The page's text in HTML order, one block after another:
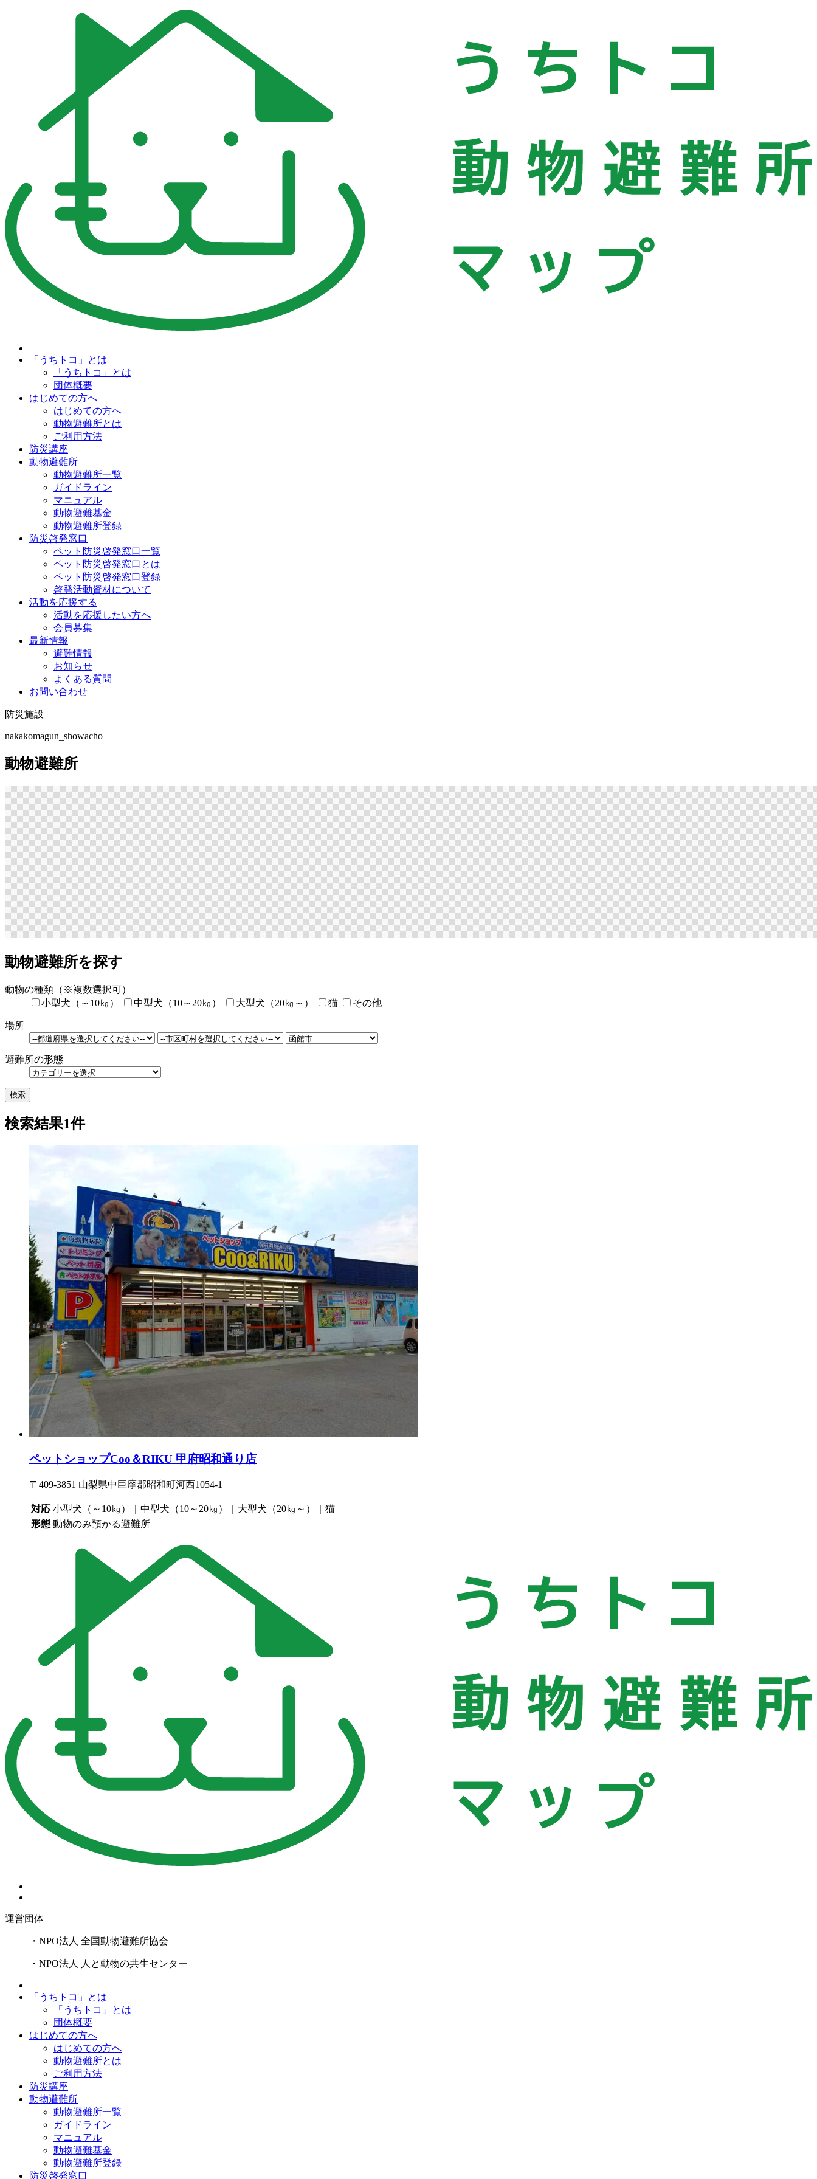
「うちトコ」とは
「うちトコ」とは
団体概要
はじめての方へ
はじめての方へ
動物避難所とは
ご利用方法
防災講座
動物避難所
動物避難所一覧
ガイドライン
マニュアル
動物避難基金
動物避難所登録
防災啓発窓口
ペット防災啓発窓口一覧
ペット防災啓発窓口とは
ペット防災啓発窓口登録
啓発活動資材について
活動を応援する
活動を応援したい方へ
会員募集
最新情報
避難情報
お知らせ
よくある質問
お問い合わせ
防災施設
nakakomagun_showacho
動物避難所
動物避難所を探す
動物の種類 （※複数選択可）
小型犬（～10㎏）
中型犬（10～20㎏） 大型犬（20㎏～） 猫 その他
場所
避難所の形態
検索
検索結果1件
ペットショップCoo＆RIKU 甲府昭和通り店
〒409-3851 山梨県中巨摩郡昭和町河西1054-1
対応 小型犬（～10㎏）｜中型犬（10～20㎏）｜大型犬（20㎏～）｜猫
形態 動物のみ預かる避難所
運営団体
・NPO法人 全国動物避難所協会
・NPO法人 人と動物の共生センター
「うちトコ」とは
「うちトコ」とは
団体概要
はじめての方へ
はじめての方へ
動物避難所とは
ご利用方法
防災講座
動物避難所
動物避難所一覧
ガイドライン
マニュアル
動物避難基金
動物避難所登録
防災啓発窓口